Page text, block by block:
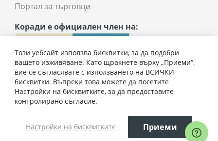
Изпрати запитване
Портал за търговци
Коради е официален член на:
Всички права запазени © 2025 coradi.bg
Този уебсайт използва бисквитки, за да подобри
вашето изживяване. Като щракнете върху „Приеми“,
вие се съгласявате с използването на ВСИЧКИ
бисквитки. Въпреки това можете да посетите
Настройки на бисквитките, за да предоставите
контролирано съгласие.
Настройки на бисквитките Приеми